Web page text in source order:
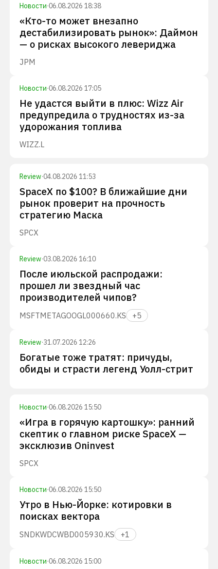
Новости·06.08.2026 18:38
«Кто-то может внезапно
дестабилизировать рынок»: Даймон
— о рисках высокого левериджа
JPM
Новости·06.08.2026 17:05
Не удастся выйти в плюс: Wizz Air
предупредила о трудностях из-за
удорожания топлива
WIZZ.L
Review·04.08.2026 11:53
SpaceX по $100? В ближайшие дни
рынок проверит на прочность
стратегию Маска
SPCX
Review·03.08.2026 16:10
После июльской распродажи:
прошел ли звездный час
производителей чипов?
MSFTMETAGOOGL000660.KS +5
Review·31.07.2026 12:26
Богатые тоже тратят: причуды,
обиды и страсти легенд Уолл-стрит
Новости·06.08.2026 15:50
«Игра в горячую картошку»: ранний
скептик о главном риске SpaceX —
эксклюзив Oninvest
SPCX
Новости·06.08.2026 15:50
Утро в Нью-Йорке: котировки в
поисках вектора
SNDKWDCWBD005930.KS +1
Новости·06.08.2026 15:00